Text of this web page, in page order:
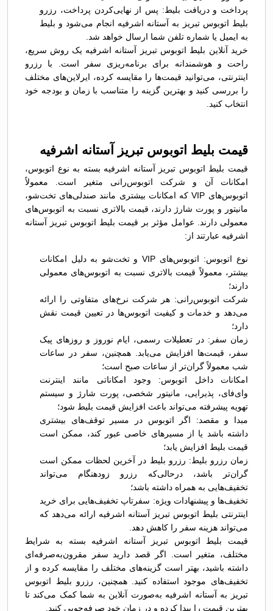
پرداخت و دریافت بلیط: پس از نهایی‌کردن پرداخت، رزرو
بلیط اتوبوس تبريز به آستانه اشرفیه انجام می‌شود و بلیط
به ایمیل یا شماره تلفن شما ارسال خواهد شد.
خرید آنلاین بلیط اتوبوس تبريز آستانه اشرفیه یک روش سریع،
راحت و هوشمندانه برای برنامه‌ریزی سفر است. با رزرو
اینترنتی، می‌توانید قیمت‌ها را مقایسه کرده، ایرلاین‌های مختلف
را بررسی کنید و بهترین گزینه را متناسب با زمان و بودجه خود
انتخاب کنید.
قیمت بلیط اتوبوس تبريز آستانه اشرفیه
قیمت بلیط اتوبوس تبريز آستانه اشرفیه بسته به نوع اتوبوس،
امکانات آن و شرکت اتوبوس‌رانی متغیر است. معمولاً
اتوبوس‌های VIP که امکانات بیشتری مانند صندلی‌های تخت‌شو،
مانیتور و پورت شارژ دارند، قیمت بالاتری نسبت به اتوبوس‌های
معمولی دارند. عوامل مؤثر بر قیمت بلیط اتوبوس تبريز آستانه
اشرفیه عبارتند از:
نوع اتوبوس: اتوبوس‌های VIP و تخت‌شو به دلیل امکانات
بیشتر، معمولاً قیمت بالاتری نسبت به اتوبوس‌های معمولی
دارند؛
شرکت اتوبوس‌رانی: هر شرکت نرخ‌های متفاوتی را ارائه
می‌دهد و خدمات و کیفیت اتوبوس‌ها در تعیین قیمت نقش
دارد؛
زمان سفر: در تعطیلات رسمی، ایام نوروز و روزهای پیک
سفر، قیمت‌ها افزایش می‌یابد. همچنین، سفر در ساعات
شب معمولاً گران‌تر از ساعات صبح است؛
امکانات داخل اتوبوس: وجود امکاناتی مانند اینترنت
وای‌فای، پذیرایی، مانیتور شخصی، پورت شارژ و سیستم
تهویه پیشرفته می‌تواند باعث افزایش قیمت بلیط شود؛
مبدا و مقصد: اگر اتوبوس در مسیر توقف‌های بیشتری
داشته باشد یا از مسیرهای خاصی عبور کند، ممکن است
قیمت بلیط افزایش یابد؛
زمان رزرو بلیط: رزرو بلیط در آخرین لحظات ممکن است
گران‌تر باشد، درحالی‌که رزرو زودهنگام می‌تواند
تخفیف‌هایی به همراه داشته باشد؛
تخفیف‌ها و پیشنهادات ویژه: سفرتاپ تخفیف‌هایی برای خرید
اینترنتی بلیط اتوبوس تبريز آستانه اشرفیه ارائه می‌دهد که
می‌تواند هزینه سفر را کاهش دهد.
قیمت بلیط اتوبوس تبريز آستانه اشرفیه بسته به شرایط
مختلف، متغیر است. اگر قصد دارید سفر مقرون‌به‌صرفه‌ای
داشته باشید، بهتر است گزینه‌های مختلف را مقایسه کرده و از
تخفیف‌های موجود استفاده کنید. همچنین، رزرو بلیط اتوبوس
تبريز به آستانه اشرفیه به‌صورت آنلاین به شما کمک می‌کند تا
بهترین قیمت را پیدا کرده و در زمان خود صرفه‌جویی کنید.